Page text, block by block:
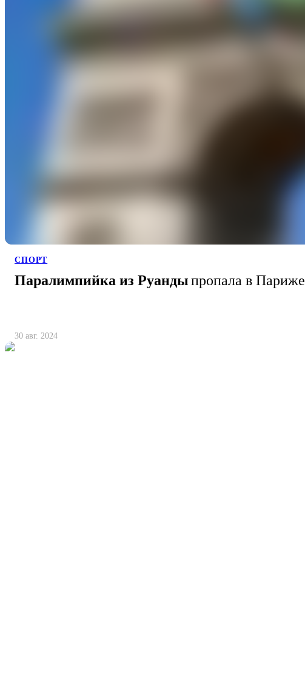
СПОРТ
Паралимпийка из Руандыпропала в Париже
30 авг. 2024